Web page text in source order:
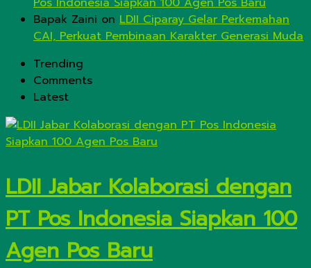
Bapak Zaini on LDII Ciparay Gelar Perkemahan
CAI, Perkuat Pembinaan Karakter Generasi Muda
Trending
Comments
Latest
LDII Jabar Kolaborasi dengan
PT Pos Indonesia Siapkan 100
Agen Pos Baru